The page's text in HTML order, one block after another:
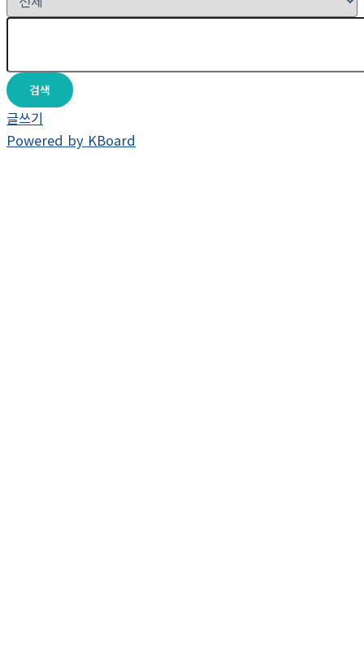
검색
글쓰기
Powered by KBoard